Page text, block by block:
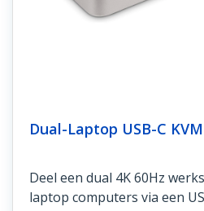
Dual-Laptop USB-C
Deel een dual 4K 60Hz
laptop computers via een